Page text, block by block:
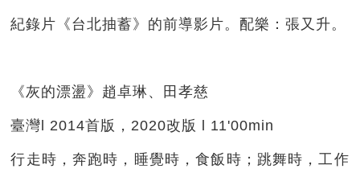
紀錄片《台北抽蓄》的前導影片。配樂：張又升。
《灰的漂盪》趙卓琳、田孝慈
臺灣l 2014首版，2020改版 l 11'00min
行走時，奔跑時，睡覺時，食飯時；跳舞時，工作